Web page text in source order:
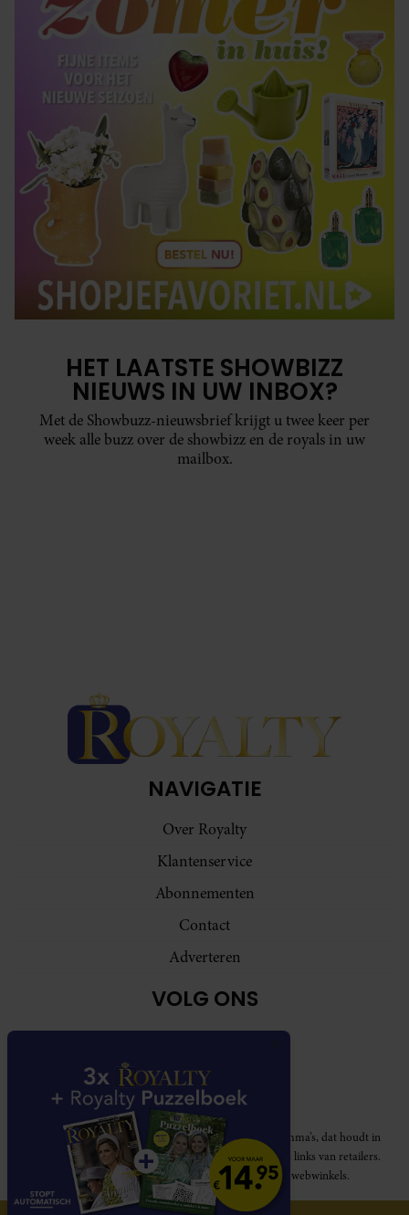
HET LAATSTE SHOWBIZZ
NIEUWS IN UW INBOX?
Met de Showbuzz-nieuwsbrief krijgt u twee keer per
week alle buzz over de showbizz en de royals in uw
mailbox.
NAVIGATIE
Over Royalty
Klantenservice
Abonnementen
Contact
Adverteren
VOLG ONS
Royalty participeert in diverse affiliate marketing programma’s, dat houdt in
dat Royalty commissies ontvangt voor aankopen middels links van retailers.
Deze website wordt niet gesponsord door de genoemde webwinkels.